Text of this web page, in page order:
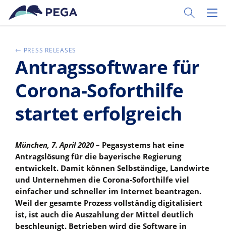
Zum Hauptinhalt wechseln
Toggle
PRESS RELEASES
Antragssoftware für
Corona-Soforthilfe
startet erfolgreich
München, 7. April 2020– Pegasystems hat eine
Antragslösung für die bayerische Regierung
entwickelt. Damit können Selbständige, Landwirte
und Unternehmen die Corona-Soforthilfe viel
einfacher und schneller im Internet beantragen.
Weil der gesamte Prozess vollständig digitalisiert
ist, ist auch die Auszahlung der Mittel deutlich
beschleunigt. Betrieben wird die Software in